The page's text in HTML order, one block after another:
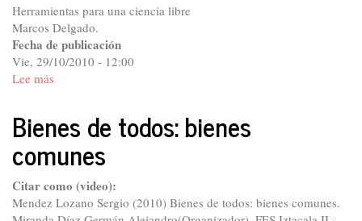
Herramientas para una ciencia libre
Marcos Delgado.
Fecha de publicación
Vie, 29/10/2010 - 12:00
Lee más
una
libre
Bienes de todos: bienes
comunes
Citar como (video):
Mendez Lozano Sergio (2010) Bienes de todos: bienes comunes.